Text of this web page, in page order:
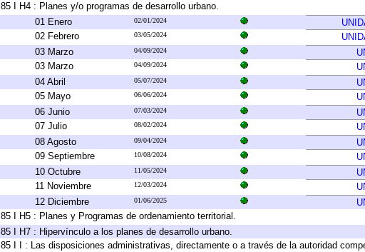
85 I H4 : Planes y/o programas de desarrollo urbano.
01 Enero
02/01/2024
02 Febrero 03/05/2024
03 Marzo 04/09/2024
03 Marzo 04/09/2024
04 Abril 05/07/2024
05 Mayo 06/06/2024
06 Junio 07/03/2024
07 Julio 08/02/2024
08 Agosto 09/04/2024
09 Septiembre 10/08/2024
10 Octubre 11/05/2024
11 Noviembre 12/03/2024
12 Diciembre 01/06/2025
85 I H5 : Planes y Programas de ordenamiento territorial.
85 I H7 : Hipervínculo a los planes de desarrollo urbano.
85 I I : Las disposiciones administrativas, directamente o a través de la autoridad